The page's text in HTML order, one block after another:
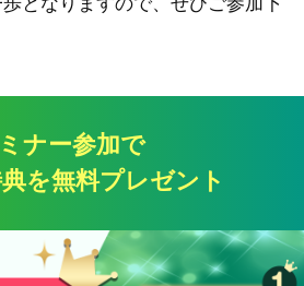
ナー参加で
を無料プレゼント